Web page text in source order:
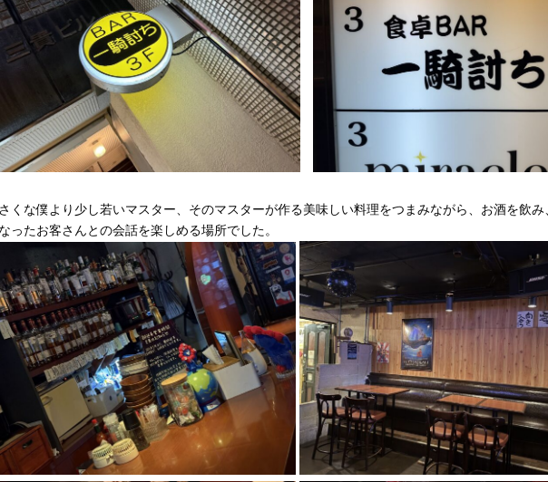
くな僕より少し若いマスター、そのマスターが作る美味しい料理をつまみながら、お酒を飲
ったお客さんとの会話を楽しめる場所でした。